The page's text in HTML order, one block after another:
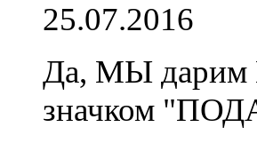
25.07.2016
Да, МЫ дарим
значком